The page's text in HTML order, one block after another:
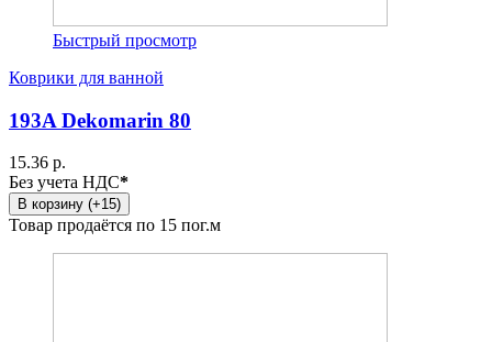
Быстрый просмотр
Коврики для ванной
193A Dekomarin 80
15.36 р.
Без учета НДС*
В корзину (+15)
Товар продаётся по 15 пог.м